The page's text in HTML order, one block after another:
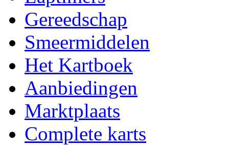
Gereedschap
Smeermiddelen
Het Kartboek
Aanbiedingen
Marktplaats
Complete karts